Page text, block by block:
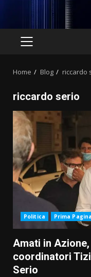
PRIMARY
Home Blog riccardo
riccardo serio
Politica Prima Pagina
Amati in
coordinatori
Serio